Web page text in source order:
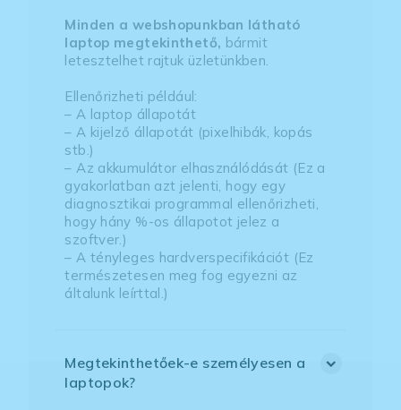
Minden a webshopunkban látható
laptop megtekinthető, bármit
letesztelhet rajtuk üzletünkben.
Ellenőrizheti például:
– A laptop állapotát
– A kijelző állapotát (pixelhibák, kopás
stb.)
– Az akkumulátor elhasználódását (Ez a
gyakorlatban azt jelenti, hogy egy
diagnosztikai programmal ellenőrizheti,
hogy hány %-os állapotot jelez a
szoftver.)
– A tényleges hardverspecifikációt (Ez
természetesen meg fog egyezni az
általunk leírttal.)
Megtekinthetőek-e személyesen a
laptopok?